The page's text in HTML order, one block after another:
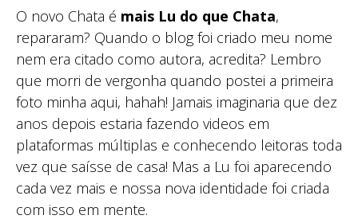
O novo Chata é mais Lu do que Chata,
repararam? Quando o blog foi criado meu nome
nem era citado como autora, acredita? Lembro
que morri de vergonha quando postei a primeira
foto minha aqui, hahah! Jamais imaginaria que dez
anos depois estaria fazendo videos em
plataformas múltiplas e conhecendo leitoras toda
vez que saísse de casa! Mas a Lu foi aparecendo
cada vez mais e nossa nova identidade foi criada
com isso em mente.